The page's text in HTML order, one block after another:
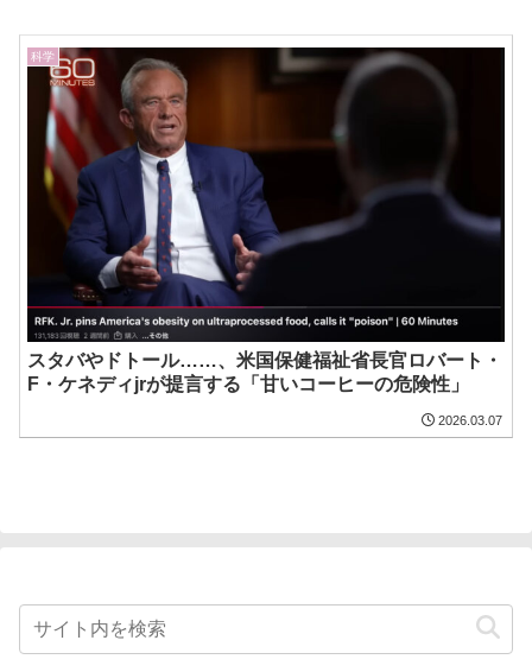
科学
スタバやドトール……、米国保健福祉省長官ロバート・
F・ケネディjrが提言する「甘いコーヒーの危険性」
2026.03.07